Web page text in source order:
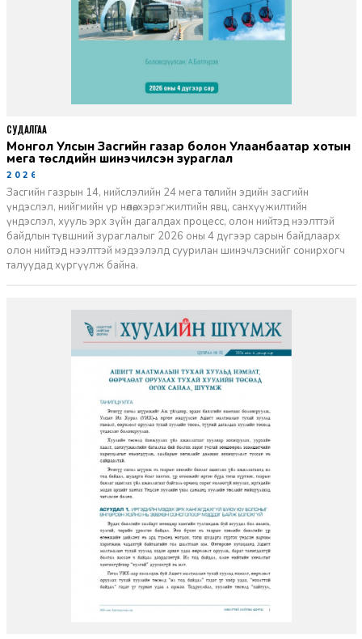
Монгол Улсын Засгийн газар болон Улаанбаатар хотын
мега төслүүдийн шинэчилсэн зураглал
2026-06-29
Засгийн газрын 14, нийслэлийн 24 мега төслийн эдийн засгийн
үндэслэл, нийгмийн үр нөлөө, хэрэгжилтийн явц, санхүүжилтийн
үндэслэл, хууль эрх зүйн дагалдах процесс, олон нийтэд нээлттэй
байдлын түвшний зураглалыг 2026 оны 4 дүгээр сарын байдлаарх
олон нийтэд нээлттэй мэдээлэлд суурилан шинэчлэснийг сонирхогч
талуудад хүргүүлж байна.
СУДАЛГАА